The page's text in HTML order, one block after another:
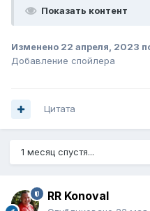
Показать контент
Изменено 22 апреля, 2023
Добавление спойлера
Цитата
1 месяц спустя...
RR Konoval